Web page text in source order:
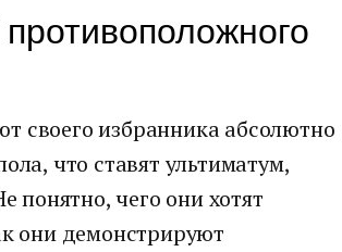
своего избранника абсолютно
что ставят ультиматум,
понятно, чего они хотят
они демонстрируют